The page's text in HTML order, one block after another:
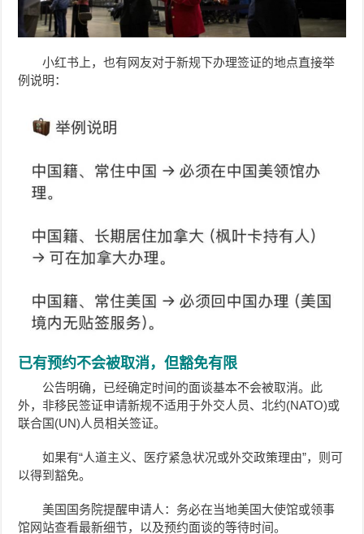
小红书上，也有网友对于新规下办理签证的地点直接举
例说明：
已有预约不会被取消，但豁免有限
公告明确，已经确定时间的面谈基本不会被取消。此
外，非移民签证申请新规不适用于外交人员、北约(NATO)或
联合国(UN)人员相关签证。
如果有“人道主义、医疗紧急状况或外交政策理由”，则可
以得到豁免。
美国国务院提醒申请人：务必在当地美国大使馆或领事
馆网站查看最新细节，以及预约面谈的等待时间。